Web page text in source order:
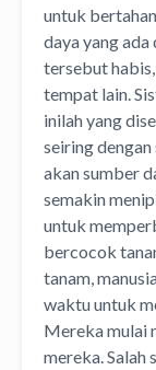
untuk
daya yang
tersebut
tempat lain.
inilah yang
seiring
akan sumber
semakin
untuk
bercocok
tanam,
waktu untuk
Mereka mulai
mereka. Salah